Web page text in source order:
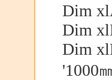
Dim
Dim
Dim
'1000